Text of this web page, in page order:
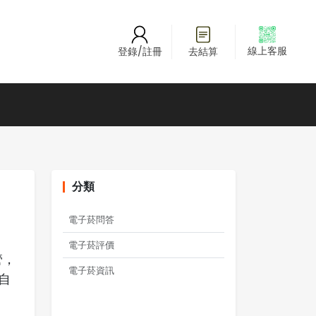
登錄/註冊 去結算 線上客服
分類
電子菸問答
電子菸評價
電子菸資訊